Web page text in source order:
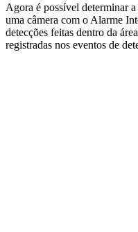
Agora é possível determinar
uma câmera com o Alarme
detecções feitas dentro da
registradas nos eventos de